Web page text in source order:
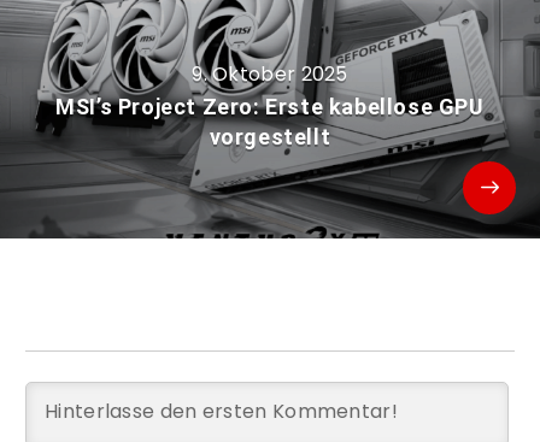
9. Oktober 2025
MSI’s Project Zero: Erste kabellose GPU
vorgestellt